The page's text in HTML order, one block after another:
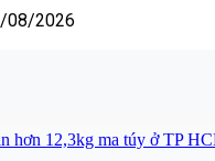
08/2026
hơn 12,3kg ma túy ở TP